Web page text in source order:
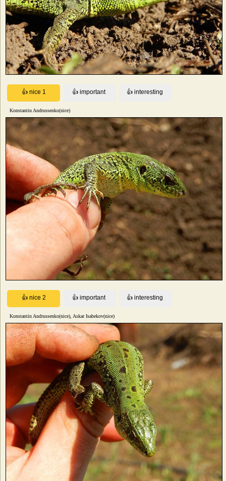
Konstantin Andrussenko(nice)
Konstantin Andrussenko(nice), Askar Isabekov(nice)